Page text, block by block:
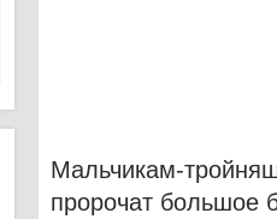
Мальчикам-
пророчат большое